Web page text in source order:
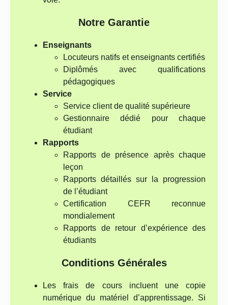
Notre Garantie
Enseignants
Locuteurs natifs et enseignants certifiés
Diplômés avec qualifications
pédagogiques
Service
Service client de qualité supérieure
Gestionnaire dédié pour chaque
étudiant
Rapports
Rapports de présence après chaque
leçon
Rapports détaillés sur la progression
de l’étudiant
Certification CEFR reconnue
mondialement
Rapports de retour d’expérience des
étudiants
Conditions Générales
Les frais de cours incluent une copie
numérique du matériel d’apprentissage. Si